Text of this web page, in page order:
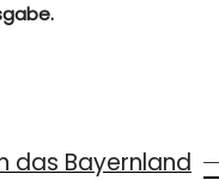
das Bayernland